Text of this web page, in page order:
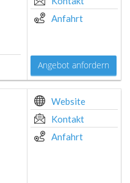
Anfahrt
Angebot anfordern
Website
Kontakt
Anfahrt